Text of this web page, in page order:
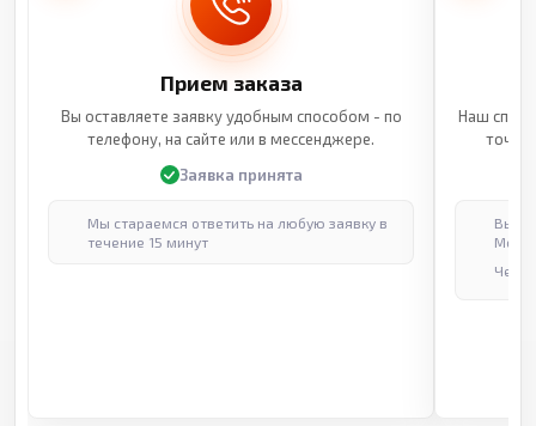
Прием заказа
Вы оставляете заявку удобным способом - по
телефону, на сайте или в мессенджере.
Заявка принята
Мы стараемся ответить на любую заявку в
течение 15 минут
Наш